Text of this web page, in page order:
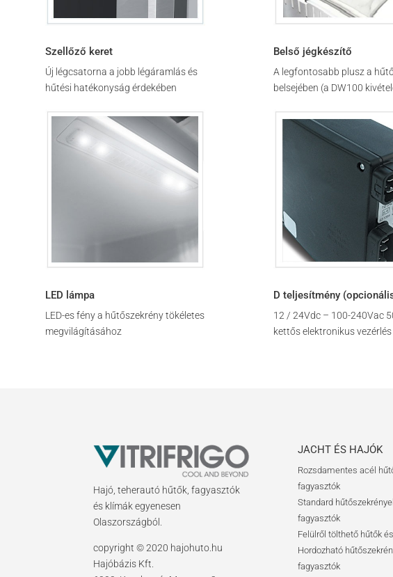
Szellőző keret
Új légcsatorna a jobb légáramlás és
hűtési hatékonyság érdekében
Belső jégkészítő
A legfontosabb plusz a
belsejében (a DW100
LED lámpa
LED-es fény a hűtőszekrény tökéletes
megvilágításához
D teljesítmény
12 / 24Vdc – 100-240Vac
kettős elektronikus vezérlés
Hajó, teherautó hűtők, fagyasztók
és klímák egyenesen
Olaszországból.
copyright © 2020 hajohuto.hu
Hajóbázis Kft.
JACHT ÉS HAJÓK
Rozsdamentes acél
fagyasztók
Standard
fagyasztók
Felülről tölthető hűtők
Hordozható
fagyasztók